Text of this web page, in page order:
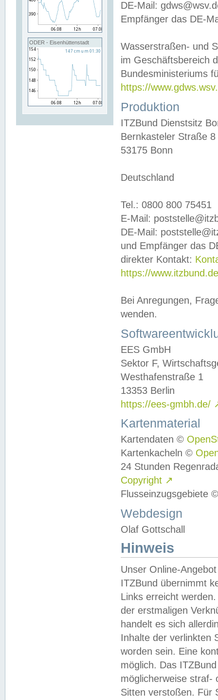
ODER - Eisenhüttenstadt
DE-Mail:
Empfänger das DE-
Wasserstraßen- und
im Geschäftsbereich
Bundesministeriums
https://
Produktion
ITZBund Dienstsitz
Bernkasteler Straße 8
53175 Bonn
Deutschland
Tel.: 0800 800 75451
E-Mail:
DE-Mail:
und Empfänger das
direkter Kontakt:
https://
Bei Anregungen,
wenden.
EES GmbH
Sektor F,
Westhafenstraße 1
13353 Berlin
https://ees-gmbh.de/
Kartenmaterial
Kartendaten ©
Kartenkacheln ©
24 Stunden
Copyright ↗
Flusseinzugsgebiete
Webdesign
Olaf Gottschall
Hinweis
Unser Online-
ITZBund übernimmt
Links erreicht
der erstmaligen
handelt es sich
Inhalte der verlinkten
worden sein. Eine
möglich. Das
möglicherweise straf-
Sitten verstoßen. Für